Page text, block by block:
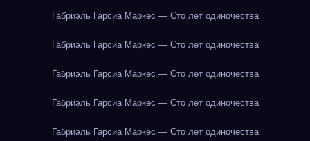
Габриэль Гарсиа Маркес — Сто лет одиночества
Габриэль Гарсиа Маркес — Сто лет одиночества
Габриэль Гарсиа Маркес — Сто лет одиночества
Габриэль Гарсиа Маркес — Сто лет одиночества
Габриэль Гарсиа Маркес — Сто лет одиночества